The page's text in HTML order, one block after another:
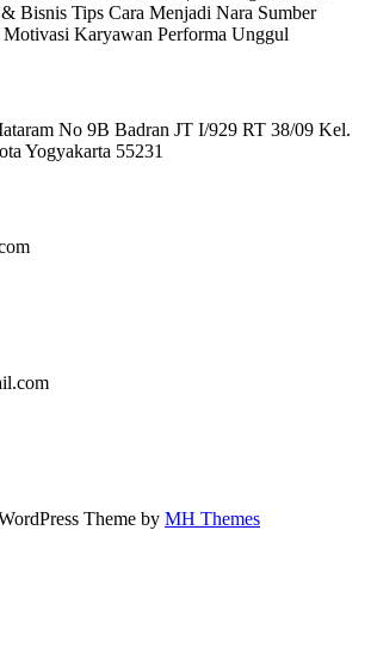
Bisnis Tips Cara Menjadi Nara Sumber
Karyawan Performa Unggul
No 9B Badran JT I/929 RT 38/09 Kel.
Yogyakarta 55231
Theme by MH Themes